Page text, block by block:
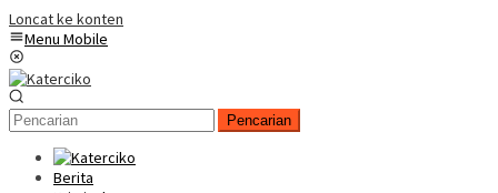
Loncat ke konten
Menu Mobile
Pencarian
Berita